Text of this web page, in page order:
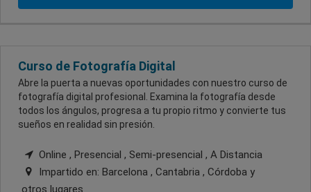
Curso de Fotografía Digital
Abre la puerta a nuevas oportunidades con nuestro curso de
fotografía digital profesional. Examina la fotografía desde
todos los ángulos, progresa a tu propio ritmo y convierte tus
sueños en realidad sin presión.
Online , Presencial , Semi-presencial , A Distancia
Impartido en: Barcelona , Cantabria , Córdoba y
otros lugares